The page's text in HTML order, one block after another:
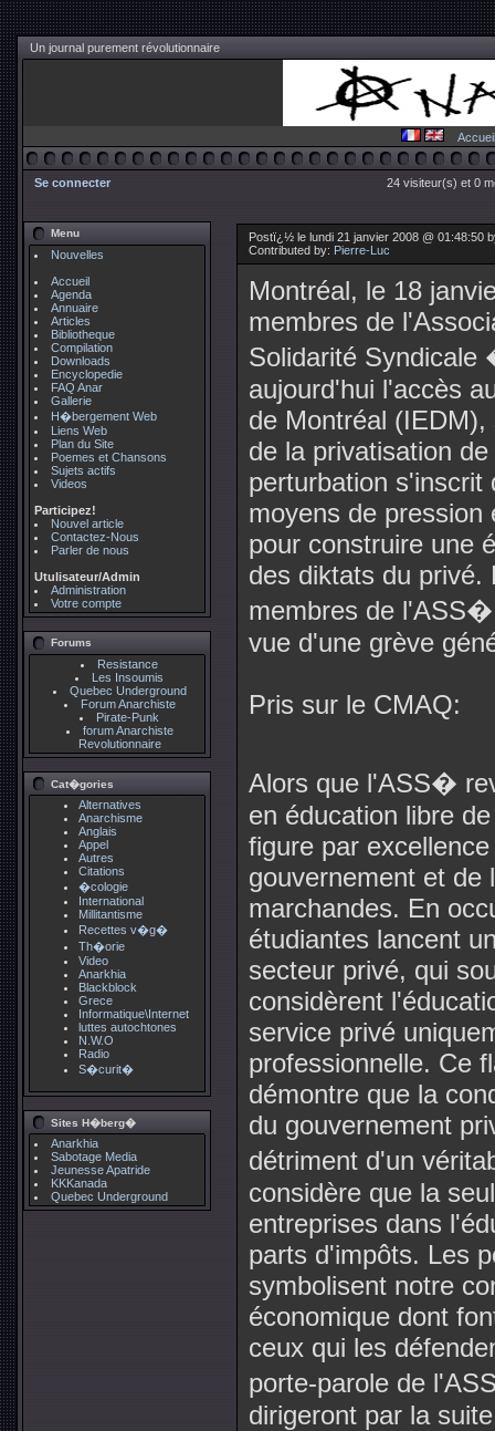
Un journal purement révolutionnaire
Accueil
Se connecter 24 visiteur(s) et 0
Menu
Nouvelles
Accueil
Agenda
Annuaire
Articles
Bibliotheque
Compilation
Downloads
Encyclopedie
FAQ Anar
Gallerie
H�bergement Web
Liens Web
Plan du Site
Poemes et Chansons
Sujets actifs
Videos
Participez!
Nouvel article
Contactez-Nous
Parler de nous
Utulisateur/Admin
Administration
Votre compte
Forums
Resistance
Les Insoumis
Quebec Underground
Forum Anarchiste
Pirate-Punk
forum Anarchiste
Revolutionnaire
Cat�gories
Alternatives
Anarchisme
Anglais
Appel
Autres
Citations
�cologie
International
Millitantisme
Recettes v�g�
Th�orie
Video
Anarkhia
Blackblock
Grece
Informatique\Internet
luttes autochtones
N.W.O
Radio
S�curit�
Sites H�berg�
Anarkhia
Sabotage Media
Jeunesse Apatride
KKKanada
Quebec Underground
Postï¿½ le lundi 21 janvier 2008 @ 01:48:50
Contributed by: Pierre-Luc
Montréal, le 18
membres de
Solidarité
aujourd'hui l'accès
de Montréal
de la privatisation
perturbation s'inscrit
moyens de pression
pour construire une
des diktats du privé.
membres de
vue d'une grève
Pris sur le CMAQ:
Alors que l'ASS�
en éducation libre
figure par
gouvernement et de
marchandes. En
étudiantes lancent
secteur privé, qui
considèrent
service privé
professionnelle. Ce
démontre que la
du gouvernement
détriment d'un
considère que la
entreprises dans
parts d'impôts. Les
symbolisent notre
économique dont
ceux qui les
porte-parole de
dirigeront par la